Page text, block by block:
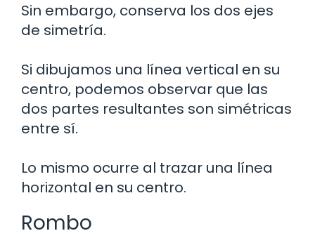
Sin embargo, conserva los dos ejes
de simetría.
Si dibujamos una línea vertical en su
centro, podemos observar que las
dos partes resultantes son simétricas
entre sí.
Lo mismo ocurre al trazar una línea
horizontal en su centro.
Rombo